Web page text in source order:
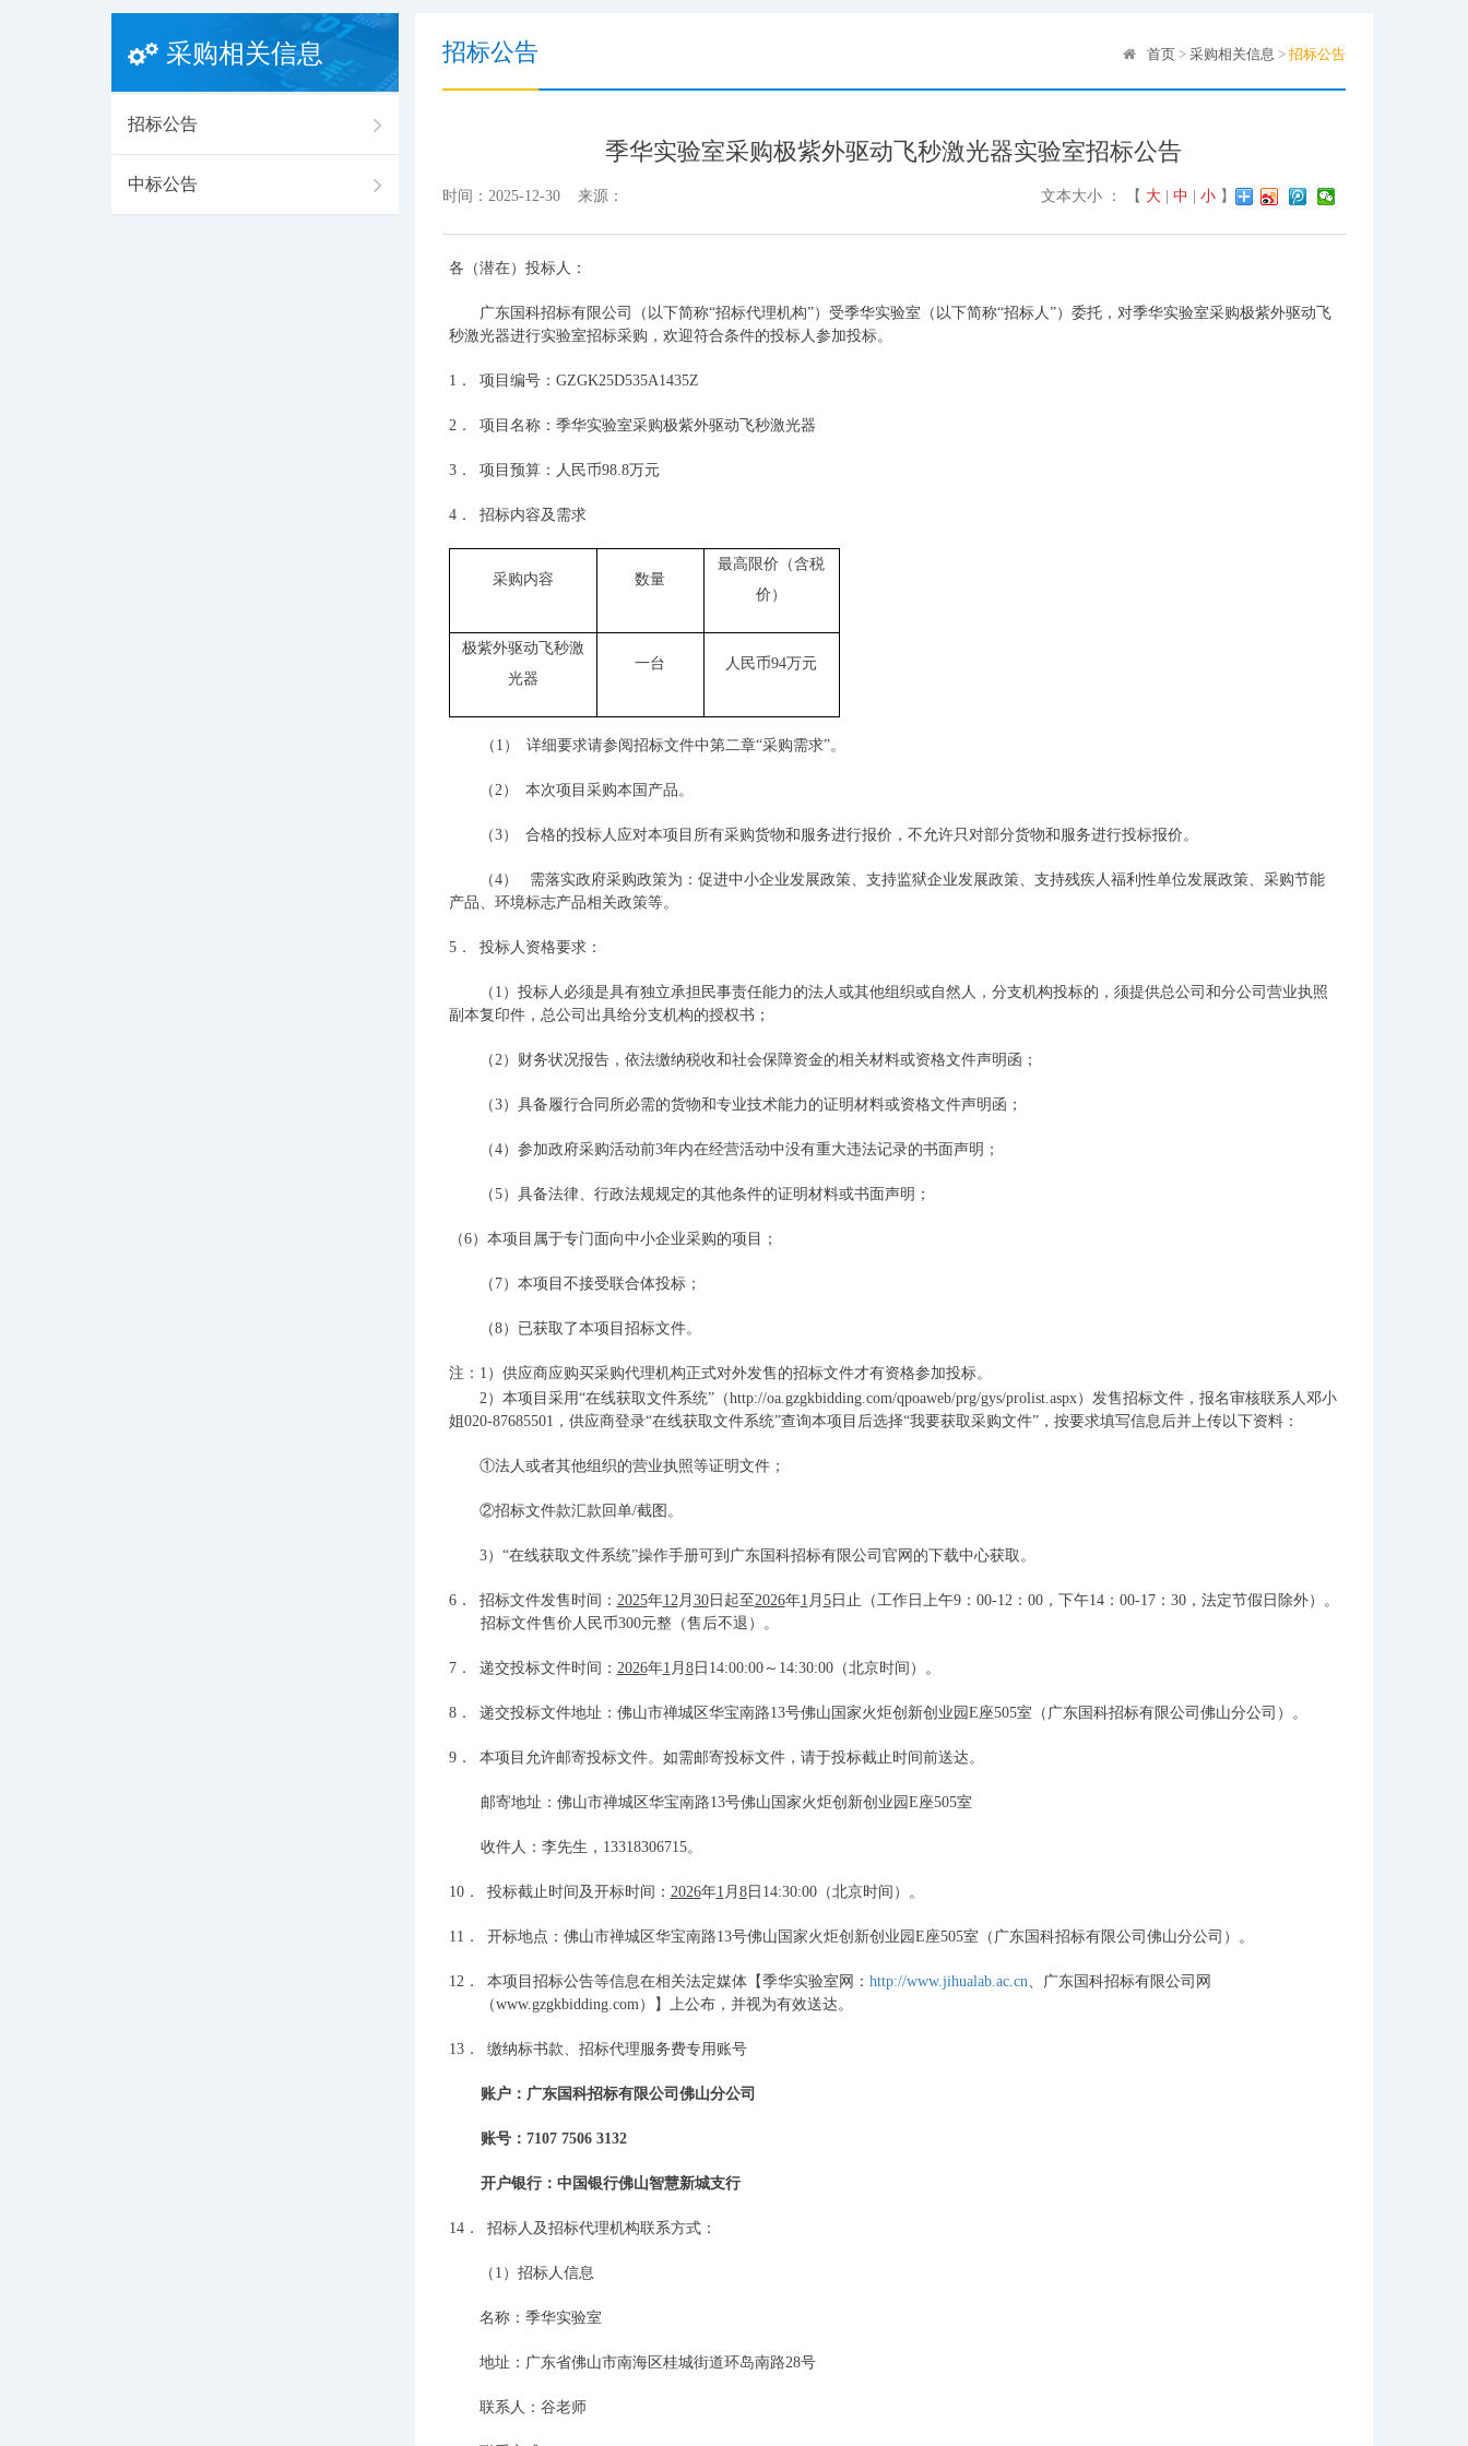
采购相关信息
招标公告
中标公告
招标公告 首页 > 采购相关信息 > 招标公告
季华实验室采购极紫外驱动飞秒激光器实验室招标公告
时间：2025-12-30 来源： 文本大小 ： 【 大 中 小 】
各（潜在）投标人：
广东国科招标有限公司（以下简称“招标代理机构”）受季华实验室（以下简称“招标人”）委托，对季华实验室采购极紫外驱动飞
秒激光器进行实验室招标采购， 欢迎符合条件的投标人参加投标。
1． 项目编号： GZGK25D535A1435Z
2． 项目名称：季华实验室采购极紫外驱动飞秒激光器
3． 项目预算： 人民币98.8万元
4． 招标内容及需求
采购内容 数量
最高限价 （含税
价）
极紫外驱动飞秒激
光器
一台 人民币94万元
（1） 详细要求请参阅招标文件中第二章“采购需求”。
（2） 本次项目采购本国产品。
（3） 合格的投标人应对本项目所有采购货物和服务进行报价，不允许只对部分货物和服务进行投标报价。
（4）
需落实政府采购政策为：促进中小企业发展政策、支持监狱企业发展政策、支持残疾人福利性单位发展政策、采购节能
产品、环境标志产品相关政策等。
5． 投标人资格要求：
（ 1） 投标人必须是具有独立承担民事责任能力的法人或其他组织或自然人，分支机构投标的，须提供总公司和分公司营业执照
副本复印件，总公司出具给分支机构的授权书 ；
（2）财务状况报告，依法缴纳税收和社会保障资金的相关材料或资格文件声明函；
（3）具备履行合同所必需的货物和专业技术能力的证明材料或资格文件声明函；
（4）参加政府采购活动前3年内在经营活动中没有重大违法记录的书面声明；
（5）具备法律、行政法规规定的其他条件的证明材料或书面声明；
（6）本项目属于专门面向中小企业采购的项目；
（ 7）本项目不接受联合体投标；
（8）已获取了本项目招标文件。
注： 1）供应商应购买采购代理机构正式对外发售的招标文件才有资格参加投标。
2）本项目采用“在线获取文件系统”（http://oa.gzgkbidding.com/qpoaweb/prg/gys/prolist.aspx）发售招标文件，报名审核联系人邓小
姐 020-87685501，供应商登录“在线获取文件系统”查询本项目后选择“我要获取采购文件”，按要求填写信息后并上传以下资料：
①法人或者其他组织的营业执照等证明文件；
②招标文件款汇款回单/截图。
3）“在线获取文件系统”操作手册可到 广东国科招标有限公司官网的下载中心获取。
6． 招标文件发售时间： 2025年12月 30日起至2026年1 月 5日止（工作日上午9：00-12：00，下午14：00-17：30，法定节假日除外）。
招标文件售价人民币300元整（售后不退）。
7． 递交投标文件时间： 2026年1 月 8日 14:00:00～14:30:00（北京时间）。
8． 递交投标文件地址：佛山市禅城区华宝南路13号佛山国家火炬创新创业园E座505室 （广东国科招标有限公司佛山分公司） 。
9． 本项目允许邮寄投标文件。如需邮寄投标文件，请于投标截止时间前送达。
邮寄地址：佛山市禅城区华宝南路13号佛山国家火炬创新创业园E座505室
收件人：李先生， 13318306715。
10． 投标截止时间及开标时间： 2026年1 月 8日 14:30:00（北京时间）。
11． 开标地点：佛山市禅城区华宝南路13号佛山国家火炬创新创业园E座505室 （广东国科招标有限公司佛山分公司） 。
12． 本项目招标公告等信息在相关法定媒体【季华实验室网： http://www.jihualab.ac.cn、广东国科招标有限公司网
（www.gzgkbidding.com） 】上公布，并视为有效送达。
13． 缴纳标书款、招标代理服务费专用账号
账户：广东国科招标有限公司佛山分公司
账号： 7107 7506 3132
开户银行：中国银行佛山智慧新城支行
14． 招标人及招标代理机构联系方式：
（ 1）招标人信息
名称：季华实验室
地址：广东省佛山市南海区桂城街道环岛南路28号
联系人：谷老师